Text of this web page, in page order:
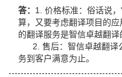
答： 1. 价格标准：俗话说
算，又要考虑翻译项目的
的翻译服务是智信卓越翻译
2. 售后：智信卓越翻译
务到客户满意为止。